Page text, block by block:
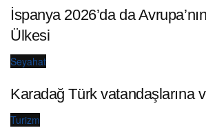
İspanya 2026’da da
Ülkesi
Seyahat
Karadağ Türk vatandaşlarına
Turizm